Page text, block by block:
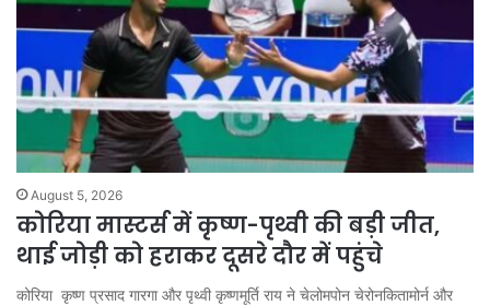
August 5, 2026
कोरिया मास्टर्स में कृष्ण-पृथ्वी की बड़ी जीत,
थाई जोड़ी को हराकर दूसरे दौर में पहुंचे
कोरिया कृष्ण प्रसाद गारगा और पृथ्वी कृष्णमूर्ति राय ने चेलोमपोन चेरोनकितामोर्न और